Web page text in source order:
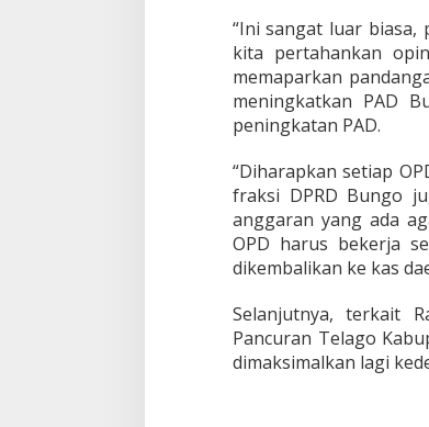
n
k
a
t
a
h
i
r
f
r
a
s
i
–
f
“Ini sangat luar biasa,
kita pertahankan
memaparkan
meningkatkan PAD
peningkatan PAD.
“Diharapkan setiap
fraksi DPRD Bungo
anggaran yang ada
OPD harus bekerja
dikembalikan ke kas
Selanjutnya, terkait
Pancuran Telago
dimaksimalkan lagi